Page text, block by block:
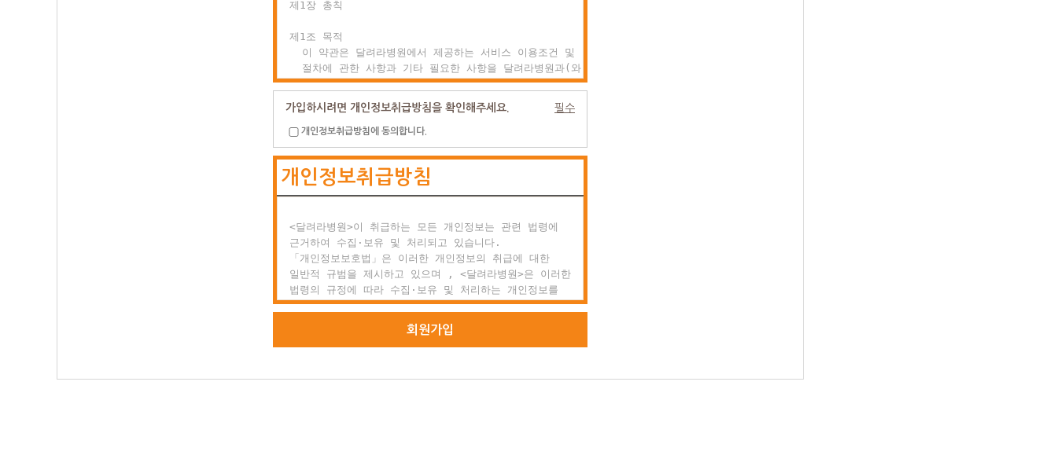
제1장 총칙
제1조 목적
  이 약관은 달려라병원에서 제공하는 서비스 이용조건 및
  절차에 관한 사항과 기타 필요한 사항을 달려라병원과(와)
  이용자의 권리, 의미 및 책임사항 등을 규정함을 목적으로
제2조 약관의 효력과 변경
  (1) 이 약관은 이용자에게 공시함으로서 효력이 발생합니다.
  (2) 달려라병원는 사정 변경의 경우와 영업상 중요사유가
      있을 때 약관을 변경할 수 있으며, 변경된 약관은
제3조 약관 외 준칙
  이 약관에 명시되지 않은 사항이 관계법령에 규정되어
  있을 경우에는 그 규정에 따릅니다.
○ 제2장 회원 가입과 서비스 이용
  회원이란 달려라병원에서 회원으로 적합하다고 인정하는
  양식을 작성하고 'ID'와 '비밀번호'를 발급받은 사람을
필수
가입하시려면 개인정보취급방침을 확인해주세요.
개인정보취급방침에 동의합니다.
개인정보취급방침
<달려라병원>이 취급하는 모든 개인정보는 관련 법령에
근거하여 수집·보유 및 처리되고 있습니다.
「개인정보보호법」은 이러한 개인정보의 취급에 대한
일반적 규범을 제시하고 있으며 , <달려라병원>은 이러한
법령의 규정에 따라 수집·보유 및 처리하는 개인정보를
공공업무의 적절한 수행과 정보주체의 권익을 보호하기
위해 적법하고 적정하게 취급할 것입니다.
등 정보주체의 권익을 존중하며, 정보주체는 이러한 법령상
회원가입